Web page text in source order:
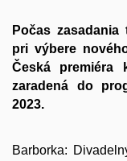
Počas
pri výbere
Česká premiéra
zaradená do
2023.
Barborka: